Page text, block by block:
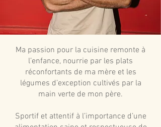
Ma passion pour la cuisine remonte à
l’enfance, nourrie par les plats
réconfortants de ma mère et les
légumes d’exception cultivés par la
main verte de mon père.
Sportif et attentif à l’importance d’une